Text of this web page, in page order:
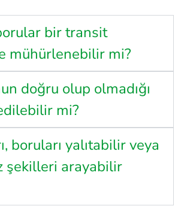
bir transit
mühürlenebilir mi?
doğru olup olmadığı
mi?
boruları yalıtabilir veya
şekilleri arayabilir